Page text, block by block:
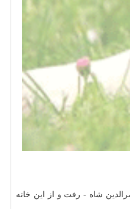
شاه - رفت و از این خانه